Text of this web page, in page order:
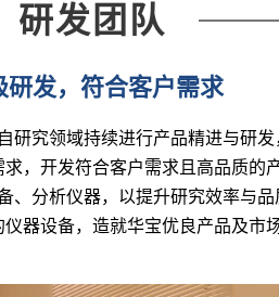
研发团队
研发，符合客户需求
研究领域持续进行产品精进与研发
，开发符合客户需求且高品质的产
、分析仪器，以提升研究效率与品
器设备，造就华宝优良产品及市